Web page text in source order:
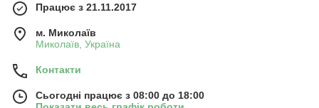
Працює з 21.11.2017
м. Миколаїв
Миколаїв, Україна
Контакти
Сьогодні працює з 08:00 до 18:00